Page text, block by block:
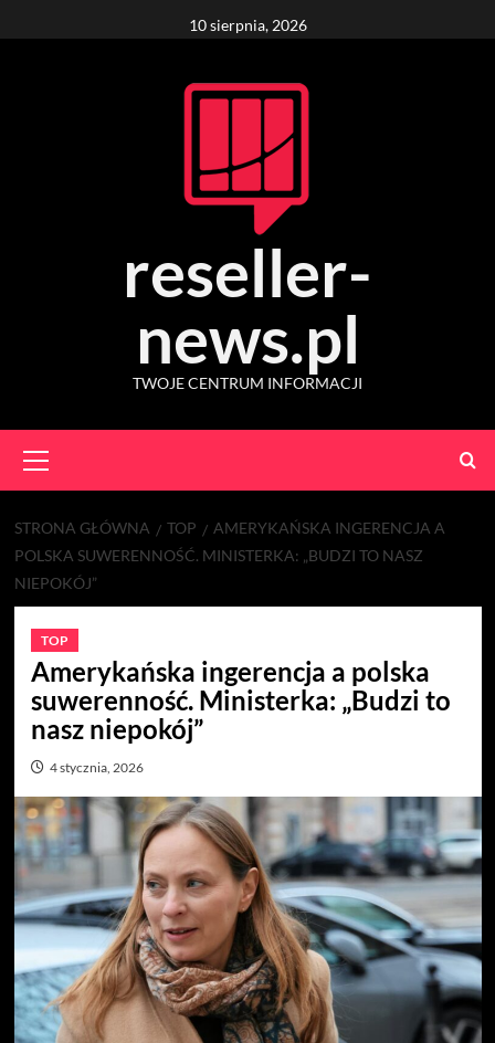
to
10 sierpnia, 2026
reseller-
news.pl
TWOJE CENTRUM INFORMACJI
Menu
STRONA GŁÓWNA TOP
AMERYKAŃSKA INGERENCJA A
POLSKA SUWERENNOŚĆ. MINISTERKA: „BUDZI TO NASZ
NIEPOKÓJ”
TOP
Amerykańska ingerencja a polska
suwerenność. Ministerka: „Budzi to
nasz niepokój”
4 stycznia, 2026